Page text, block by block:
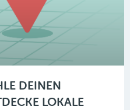
DEINEN
LOKALE